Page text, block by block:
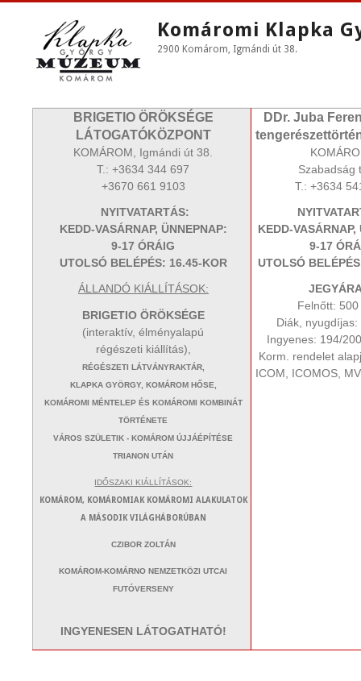
Komáromi Klapka
2900 Komárom, Igmándi út 38.
BRIGETIO ÖRÖKSÉGE
LÁTOGATÓKÖZPONT
KOMÁROM, Igmándi út 38.
T.: +3634 344 697
+3670 661 9103
NYITVATARTÁS:
KEDD-VASÁRNAP, ÜNNEPNAP:
9-17 ÓRÁIG
UTOLSÓ BELÉPÉS: 16.45-KOR
ÁLLANDÓ KIÁLLÍTÁSOK:
BRIGETIO ÖRÖKSÉGE
(interaktív, élményalapú
régészeti kiállítás),
RÉGÉSZETI LÁTVÁNYRAKTÁR,
KLAPKA GYÖRGY, KOMÁROM HŐSE,
KOMÁROMI MÉNTELEP ÉS KOMÁROMI KOMBINÁT
TÖRTÉNETE
VÁROS SZÜLETIK - KOMÁROM ÚJJÁÉPÍTÉSE
TRIANON UTÁN
IDŐSZAKI KIÁLLÍTÁSOK:
KOMÁROM, KOMÁROMIAK KOMÁROMI ALAKULATOK
A MÁSODIK VILÁGHÁBORÚBAN
CZIBOR ZOLTÁN
KOMÁROM-KOMÁRNO NEMZETKÖZI UTCAI
FUTÓVERSENY
INGYENESEN LÁTOGATHATÓ!
DDr. Juba
Szabadság
T.: +3634
KEDD-VASÁRNAP,
9-17
UTOLSÓ
Felnőtt:
Diák, nyugdíjas:
Ingyenes: 194/
Korm. rendelet
ICOM, ICOMOS,